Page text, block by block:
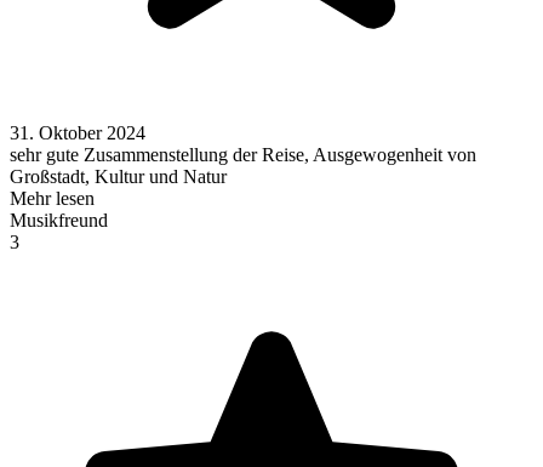
31. Oktober 2024
sehr gute Zusammenstellung der Reise, Ausgewogenheit von
Großstadt, Kultur und Natur
Mehr lesen
Musikfreund
3